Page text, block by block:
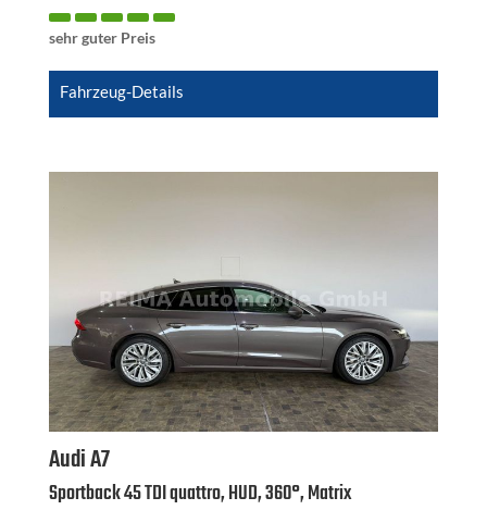
sehr guter Preis
Fahrzeug-Details
AudiA7
Sportback 45 TDI quattro, HUD, 360°, Matrix